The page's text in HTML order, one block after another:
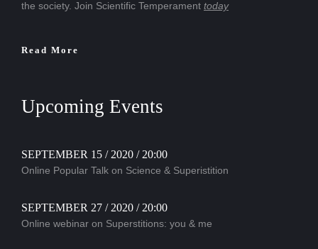
the society. Join Scientific Temperament today
Read More
Upcoming Events
SEPTEMBER 15 / 2020 / 20:00
Online Popular Talk on Science & Superistition
SEPTEMBER 27 / 2020 / 20:00
Online webinar on Superstitions: you & me